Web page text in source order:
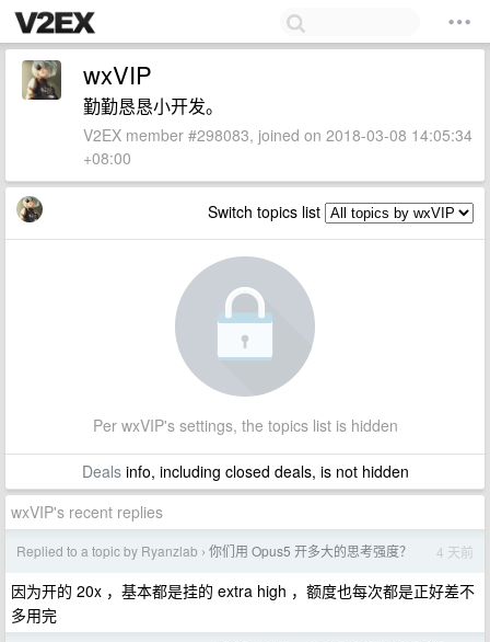
wxVIP
勤勤恳恳小开发。
V2EX member #298083, joined on 2018-03-08 14:05:34
+08:00
Switch topics list
Per wxVIP's settings, the topics list is hidden
Dealsinfo, including closed deals, is not hidden
wxVIP's recent replies
Replied to a topic by Ryanzlab › 你们用 Opus5 开多大的思考强度？ 4 天前
因为开的 20x ，基本都是挂的 extra high ，额度也每次都是正好差不
多用完